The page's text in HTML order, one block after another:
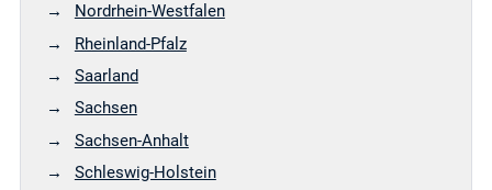
Nordrhein-Westfalen
Rheinland-Pfalz
Saarland
Sachsen
Sachsen-Anhalt
Schleswig-Holstein